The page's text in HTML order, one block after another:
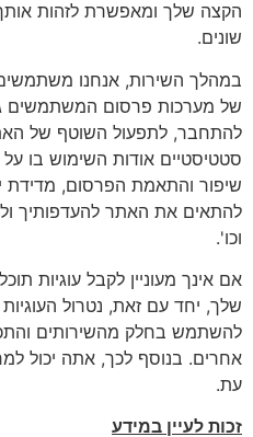
הקצה שלך ומאפשרת לזהות
שונים.
במהלך השירות, אנחנו משתמשים
של מערכות פרסום המשתמשים
להתחבר, לתפעול השוטף של
סטטיסטיים אודות השימוש בו על
שיפור והתאמת הפרסום, מדידת
להתאים את האתר להעדפותיך
וכו'.
אם אינך מעוניין לקבל עוגיות
שלך, יחד עם זאת, נטרול
להשתמש בחלק מהשירותים
אחרים. בנוסף לכך, אתה יכול
עת.
זכות לעיין במידע